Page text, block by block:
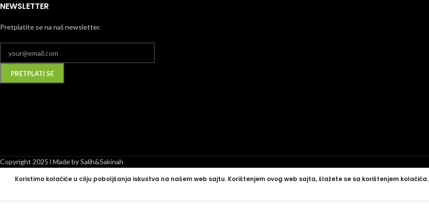
NEWSLETTER
Pretplatite se na naš newsletter.
Copyright 2025 l Made by Salih&Sakinah
Koristimo kolačiće u cilju poboljšanja iskustva na našem web sajtu. Korištenjem ovog web sajta, šlažete se sa korištenjem kolačića.